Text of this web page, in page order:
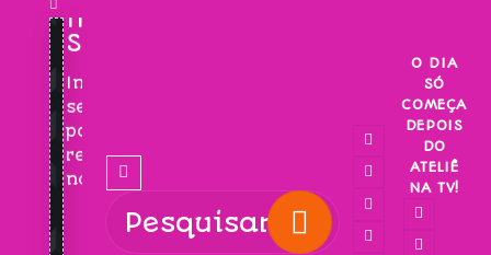
INSCREVA-
SE!
Inscreva-
se
para
receber
novidades!
O DIA
SÓ
COMEÇA
DEPOIS
DO
ATELIÊ
NA TV!